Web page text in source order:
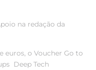
na redação da
euros, o Voucher Go to
Deep Tech